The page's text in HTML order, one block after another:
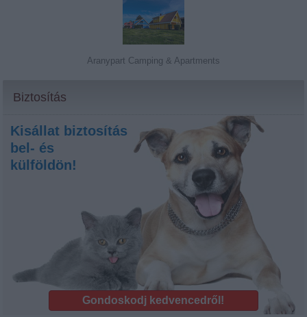
Aranypart Camping & Apartments
Biztosítás
Kisállat biztosítás
bel- és
külföldön!
Gondoskodj kedvencedről!